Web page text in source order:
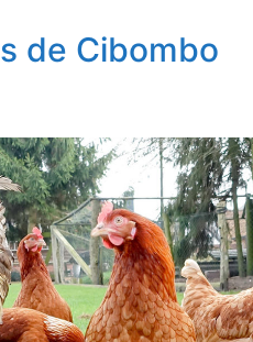
de Cibombo